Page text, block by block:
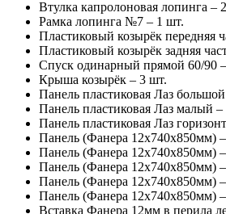
Втулка капролоновая лопинга –
Рамка лопинга №7 – 1 шт.
Пластиковый козырёк передняя
Пластиковый козырёк задняя
Спуск одинарный прямой 60/90
Крыша козырёк – 3 шт.
Панель пластиковая Лаз
Панель пластиковая Лаз малый –
Панель пластиковая Лаз
Панель (Фанера 12х740х850мм)
Панель (Фанера 12х740х850мм)
Панель (Фанера 12х740х850мм)
Панель (Фанера 12х740х850мм)
Панель (Фанера 12х740х850мм)
Вставка Фанера 12мм в перила